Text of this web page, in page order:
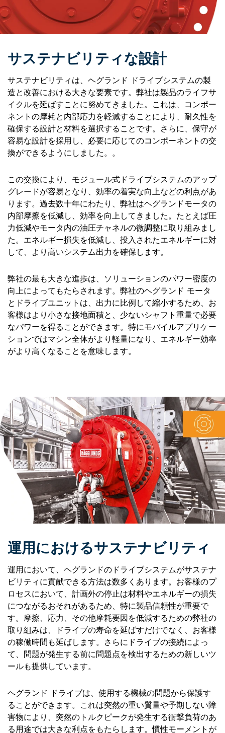
サステナビリティな設計
サステナビリティは、ヘグランド ドライブシステムの製
造と改善における大きな要素です。弊社は製品のライフサ
イクルを延ばすことに努めてきました。これは、コンポー
ネントの摩耗と内部応力を軽減することにより、耐久性を
確保する設計と材料を選択することです。さらに、保守が
容易な設計を採用し、必要に応じてのコンポーネントの交
換ができるようにしました。。
この交換により、モジュール式ドライブシステムのアップ
グレードが容易となり、効率の着実な向上などの利点があ
ります。過去数十年にわたり、弊社はヘグランドモータの
内部摩擦を低減し、効率を向上してきました。たとえば圧
力低減やモータ内の油圧チャネルの微調整に取り組みまし
た。エネルギー損失を低減し、投入されたエネルギーに対
して、より高いシステム出力を確保します。
弊社の最も大きな進歩は、ソリューションのパワー密度の
向上によってもたらされます。弊社のヘグランド モータ
とドライブユニットは、出力に比例して縮小するため、お
客様はより小さな接地面積と、少ないシャフト重量で必要
なパワーを得ることができます。特にモバイルアプリケー
ションではマシン全体がより軽量になり、エネルギー効率
がより高くなることを意味します。
運用におけるサステナビリティ
運用において、ヘグランドのドライブシステムがサステナ
ビリティに貢献できる方法は数多くあります。お客様のプ
ロセスにおいて、計画外の停止は材料やエネルギーの損失
につながるおそれがあるため、特に製品信頼性が重要で
す。摩擦、応力、その他摩耗要因を低減するための弊社の
取り組みは、ドライブの寿命を延ばすだけでなく、お客様
の稼働時間も延ばします。さらにドライブの接続によっ
て、問題が発生する前に問題点を検出するための新しいツ
ールも提供しています。
ヘグランド ドライブは、使用する機械の問題から保護す
ることができます。これは突然の重い質量や予期しない障
害物により、突然のトルクピークが発生する衝撃負荷のあ
る用途では大きな利点をもたらします。慣性モーメントが